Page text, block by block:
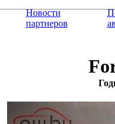
Новости
партнеров